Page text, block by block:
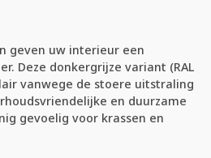
geven uw interieur een
Deze donkergrijze variant (RAL
vanwege de stoere uitstraling
en duurzame
gevoelig voor krassen en